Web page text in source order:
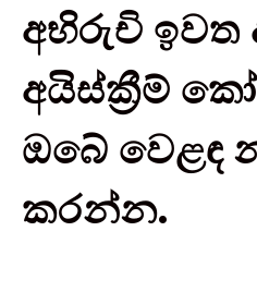
අභිරුචි ඉවත
අයිස්ක්‍රීම්
ඔබේ වෙළඳ
කරන්න.